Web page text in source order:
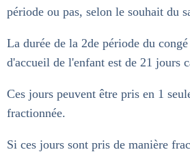
période ou pas, selon le souhait du
La durée de la 2de période du
d'accueil de l'enfant est de 21 jours
Ces jours peuvent être pris en 1
fractionnée.
Si ces jours sont pris de manière